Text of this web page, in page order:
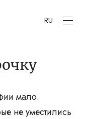
RU
мало.
не уместились